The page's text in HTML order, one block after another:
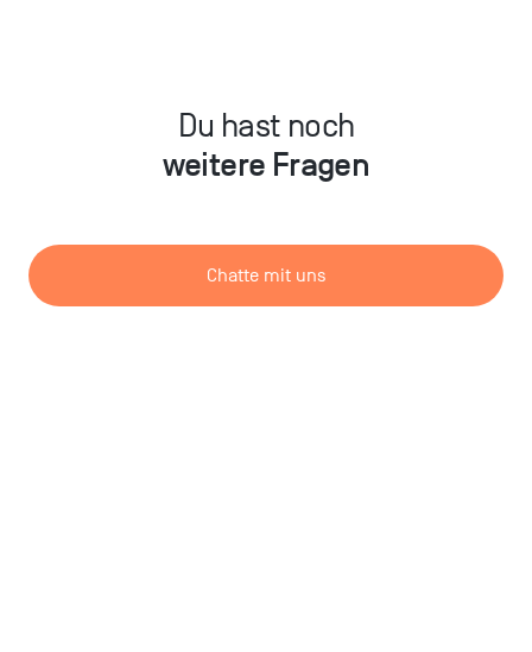
Du hast noch
weitere Fragen
Chatte mit uns